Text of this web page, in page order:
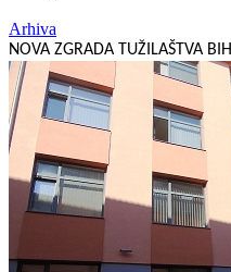
Arhiva
NOVA ZGRADA TUŽILAŠTVA BIH